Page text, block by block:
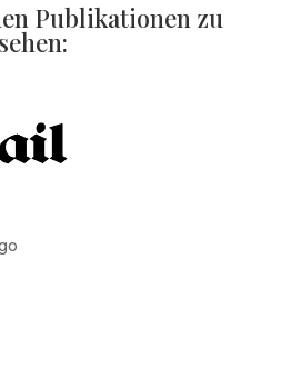
Publikationen zu
sehen: